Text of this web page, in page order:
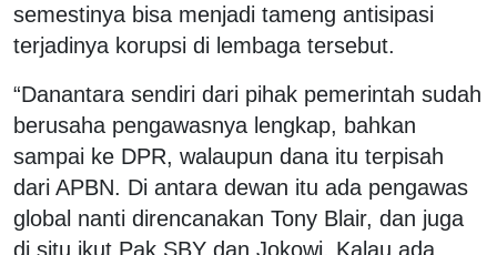
semestinya bisa menjadi tameng antisipasi
terjadinya korupsi di lembaga tersebut.
“Danantara sendiri dari pihak pemerintah sudah
berusaha pengawasnya lengkap, bahkan
sampai ke DPR, walaupun dana itu terpisah
dari APBN. Di antara dewan itu ada pengawas
global nanti direncanakan Tony Blair, dan juga
di situ ikut Pak SBY dan Jokowi. Kalau ada